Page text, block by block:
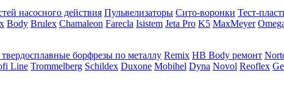
насосного действия Пульвелизаторы Сито-воронки Тест-
Body Brulex Chamaleon Farecla Isistem Jeta Pro K5 MaxMeyer
борфрезы по металлу Remix HB Body ремонт
Line Trommelberg Schildex Duxone Mobihel Dyna Novol Reoflex